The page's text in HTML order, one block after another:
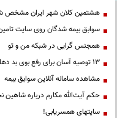
هشتمین کلان شهر ایران مشخص
سوابق بیمه شدگان روی سایت
همجنس گرایی در شبکه من و تو
13 توصیه آسان برای رفع بوی بد دهان
مشاهده سامانه آنلاين سوابق بیمه
حكم آيت‌الله مكارم درباره شاهين
سایتهای همسریابی!